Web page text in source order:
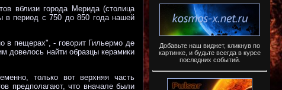
вблизи города Мерида (столица
в период с 750 до 850 года нашей
в пещерах", - говорит Гильермо де
довелось найти образцы керамики
только вот верхняя часть
предполагают, что вначале были
Добавьте наш виджет, кликнув по
картинке, и будьте всегда в курсе
последних событий.